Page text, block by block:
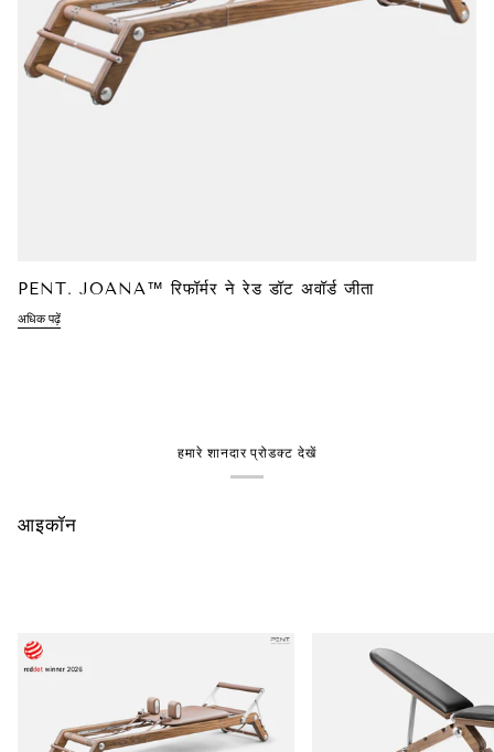
PENT. JOANA™ रिफॉर्मर ने रेड डॉट अवॉर्ड जीता
अधिक पढ़ें
हमारे शानदार प्रोडक्ट देखें
आइकॉन